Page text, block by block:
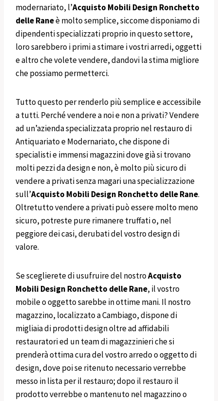
modernariato, l’Acquisto Mobili Design Ronchetto
delle Raneè molto semplice, siccome disponiamo di
dipendenti specializzati proprio in questo settore,
loro sarebbero i primi a stimare i vostri arredi, oggetti
e altro che volete vendere, dandovi la stima migliore
che possiamo permetterci.
Tutto questo per renderlo più semplice e accessibile
a tutti. Perché vendere a noi e non a privati? Vendere
ad un’azienda specializzata proprio nel restauro di
Antiquariato e Modernariato, che dispone di
specialisti e immensi magazzini dove già si trovano
molti pezzi da design e non, è molto più sicuro di
vendere a privati senza magari una specializzazione
sull’Acquisto Mobili Design Ronchetto delle Rane.
Oltretutto vendere a privati può essere molto meno
sicuro, potreste pure rimanere truffati o, nel
peggiore dei casi, derubati del vostro design di
valore.
Se sceglierete di usufruire del nostroAcquisto
Mobili Design Ronchetto delle Rane, il vostro
mobile o oggetto sarebbe in ottime mani. Il nostro
magazzino, localizzato a Cambiago, dispone di
migliaia di prodotti design oltre ad affidabili
restauratori ed un team di magazzinieri che si
prenderà ottima cura del vostro arredo o oggetto di
design, dove poi se ritenuto necessario verrebbe
messo in lista per il restauro; dopo il restauro il
prodotto verrebbe o mantenuto nel magazzino o